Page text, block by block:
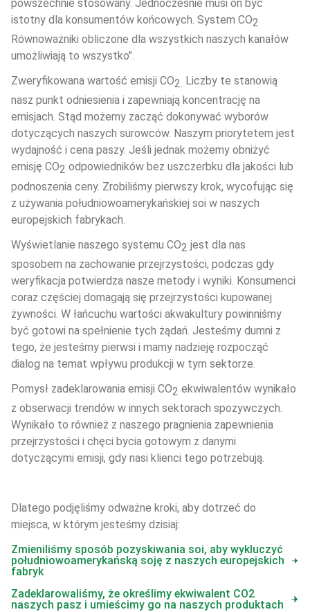
powszechnie stosowany. Jednocześnie musi on być
istotny dla konsumentów końcowych. System CO2
Równoważniki obliczone dla wszystkich naszych kanałów
umożliwiają to wszystko".
Zweryfikowana wartość emisji CO2. Liczby te stanowią
nasz punkt odniesienia i zapewniają koncentrację na
emisjach. Stąd możemy zacząć dokonywać wyborów
dotyczących naszych surowców. Naszym priorytetem jest
wydajność i cena paszy. Jeśli jednak możemy obniżyć
emisję CO2 odpowiedników bez uszczerbku dla jakości lub
podnoszenia ceny. Zrobiliśmy pierwszy krok, wycofując się
z używania południowoamerykańskiej soi w naszych
europejskich fabrykach.
Wyświetlanie naszego systemu CO2 jest dla nas
sposobem na zachowanie przejrzystości, podczas gdy
weryfikacja potwierdza nasze metody i wyniki. Konsumenci
coraz częściej domagają się przejrzystości kupowanej
żywności. W łańcuchu wartości akwakultury powinniśmy
być gotowi na spełnienie tych żądań. Jesteśmy dumni z
tego, że jesteśmy pierwsi i mamy nadzieję rozpocząć
dialog na temat wpływu produkcji w tym sektorze.
Pomysł zadeklarowania emisji CO2 ekwiwalentów wynikało
z obserwacji trendów w innych sektorach spożywczych.
Wynikało to również z naszego pragnienia zapewnienia
przejrzystości i chęci bycia gotowym z danymi
dotyczącymi emisji, gdy nasi klienci tego potrzebują.
Dlatego podjęliśmy odważne kroki, aby dotrzeć do
miejsca, w którym jesteśmy dzisiaj:
Zmieniliśmy sposób pozyskiwania soi, aby wykluczyć
południowoamerykańską soję z naszych europejskich
fabryk
Zadeklarowaliśmy, że określimy ekwiwalent CO2
naszych pasz i umieścimy go na naszych produktach